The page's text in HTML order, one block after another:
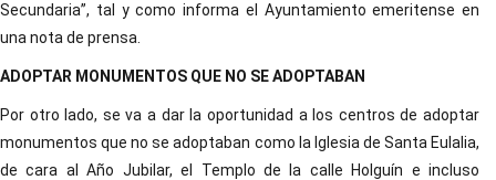
Secundaria”, tal y como informa el Ayuntamiento emeritense en
una nota de prensa.
ADOPTAR MONUMENTOS QUE NO SE ADOPTABAN
Por otro lado, se va a dar la oportunidad a los centros de adoptar
monumentos que no se adoptaban como la Iglesia de Santa Eulalia,
de cara al Año Jubilar, el Templo de la calle Holguín e incluso